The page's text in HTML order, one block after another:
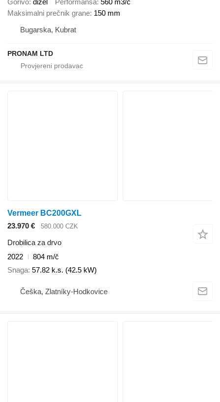
Maksimalni prečnik grane 150 mm
Bugarska, Kubrat
PRONAM LTD
Vermeer BC200GXL
23.970 €
580.000 CZK
Drobilica za drvo
2022
804 m/č
Snaga 57.82 k.s. (42.5 kW)
Češka, Zlatníky-Hodkovice